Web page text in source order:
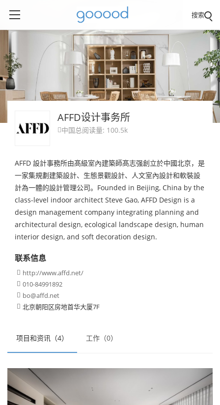
搜索
项目和资讯（4） 工作（0）
AFFD设计事务所
 中国总阅读量: 100.5k
AFFD 設計事務所由髙級室內建築師髙志强創立於中國北京，是
一家集規劃建築設計、生態景觀設計、人文室內設計和軟裝設
計為一體的設計管理公司。Founded in Beijing, China by the
class-level indoor architect Steve Gao, AFFD Design is a
design management company integrating planning and
architectural design, ecological landscape design, human
interior design, and soft decoration design.
联系信息
 http://www.affd.net/
 010-84991892
 bo@affd.net
 北京朝阳区房地首华大厦7F